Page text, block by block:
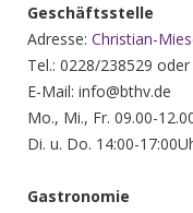
Geschäftsstelle
Adresse: Christian-
Tel.: 0228/238529
E-Mail: info@bthv.de
Mo., Mi., Fr. 09.00-
Di. u. Do. 14:00-
Gastronomie